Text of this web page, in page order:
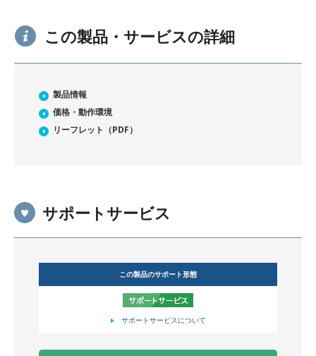
この製品・サービスの詳細
製品情報
価格・動作環境
リーフレット（PDF）
サポートサービス
この製品のサポート形態
サポートサービスについて